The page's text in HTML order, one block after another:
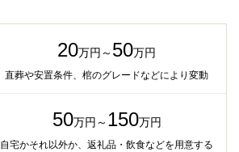
20万円～ 50万円
直葬や安置条件、棺のグレードなどにより変動
50万円～ 150万円
自宅かそれ以外か、返礼品・飲食などを用意する